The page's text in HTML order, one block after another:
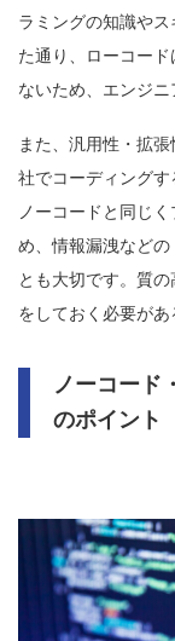
ラミングの知識や
た通り、ローコー
ないため、エンジニ
また、汎用性・拡
社でコーディングす
ノーコードと同じ
め、情報漏洩など
とも大切です。質
をしておく必要があ
ノーコード
のポイント